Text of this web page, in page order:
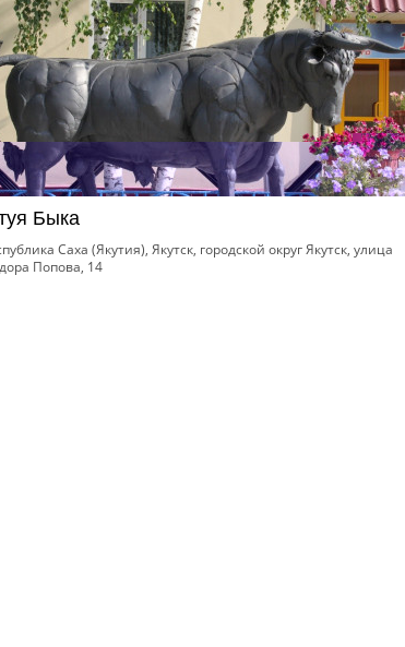
Быка
Саха (Якутия), Якутск, городской округ Якутск, улица
Попова, 14